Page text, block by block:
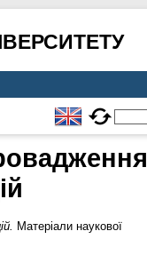
Матеріали наукової